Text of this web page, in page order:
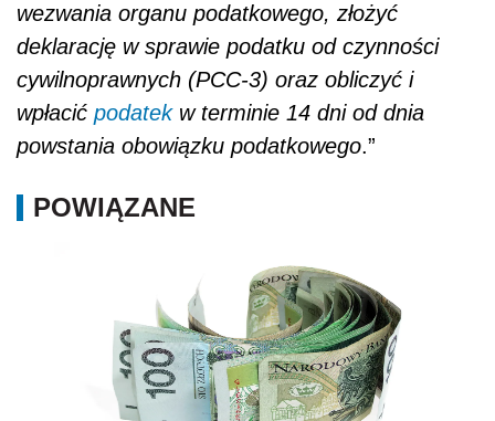
wezwania organu podatkowego, złożyć
deklarację w sprawie podatku od czynności
cywilnoprawnych (PCC-3) oraz obliczyć i
wpłacić podatekw terminie 14 dni od dnia
powstania obowiązku podatkowego.”
POWIĄZANE